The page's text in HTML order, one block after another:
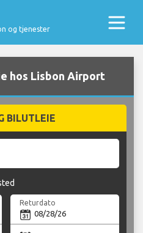
og tjenester
hos Lisbon Airport
BILUTLEIE
Returdato